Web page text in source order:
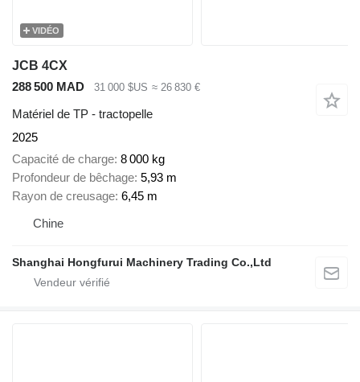
VIDÉO
JCB 4CX
288 500 MAD
31 000 $US ≈ 26 830 €
Matériel de TP - tractopelle
2025
Capacité de charge 8 000 kg
Profondeur de bêchage 5,93 m
Rayon de creusage 6,45 m
Chine
Shanghai Hongfurui Machinery Trading Co.,Ltd